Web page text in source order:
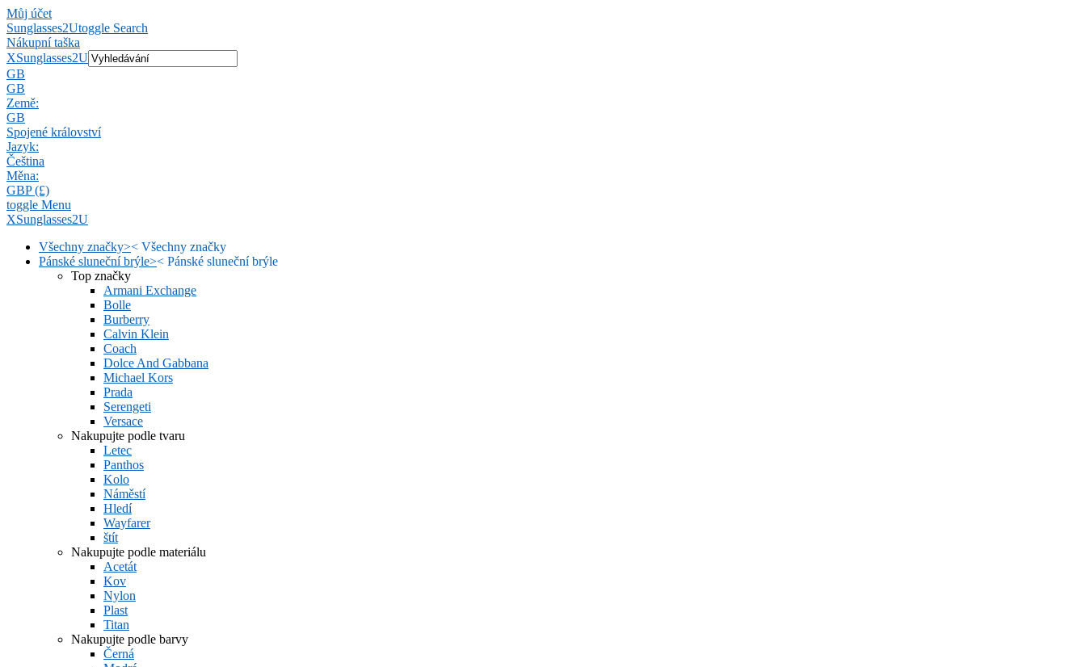
Můj účet
Sunglasses2Utoggle Search
Nákupní taška
XSunglasses2U
GB
GB
Země:
GB
Spojené království
Jazyk:
Čeština
Měna:
GBP (£)
toggle Menu
XSunglasses2U
Všechny značky>< Všechny značky
Pánské sluneční brýle>< Pánské sluneční brýle
Top značky
Armani Exchange
Bolle
Burberry
Calvin Klein
Coach
Dolce And Gabbana
Michael Kors
Prada
Serengeti
Versace
Nakupujte podle tvaru
Letec
Panthos
Kolo
Náměstí
Hledí
Wayfarer
štít
Nakupujte podle materiálu
Acetát
Kov
Nylon
Plast
Titan
Nakupujte podle barvy
Černá